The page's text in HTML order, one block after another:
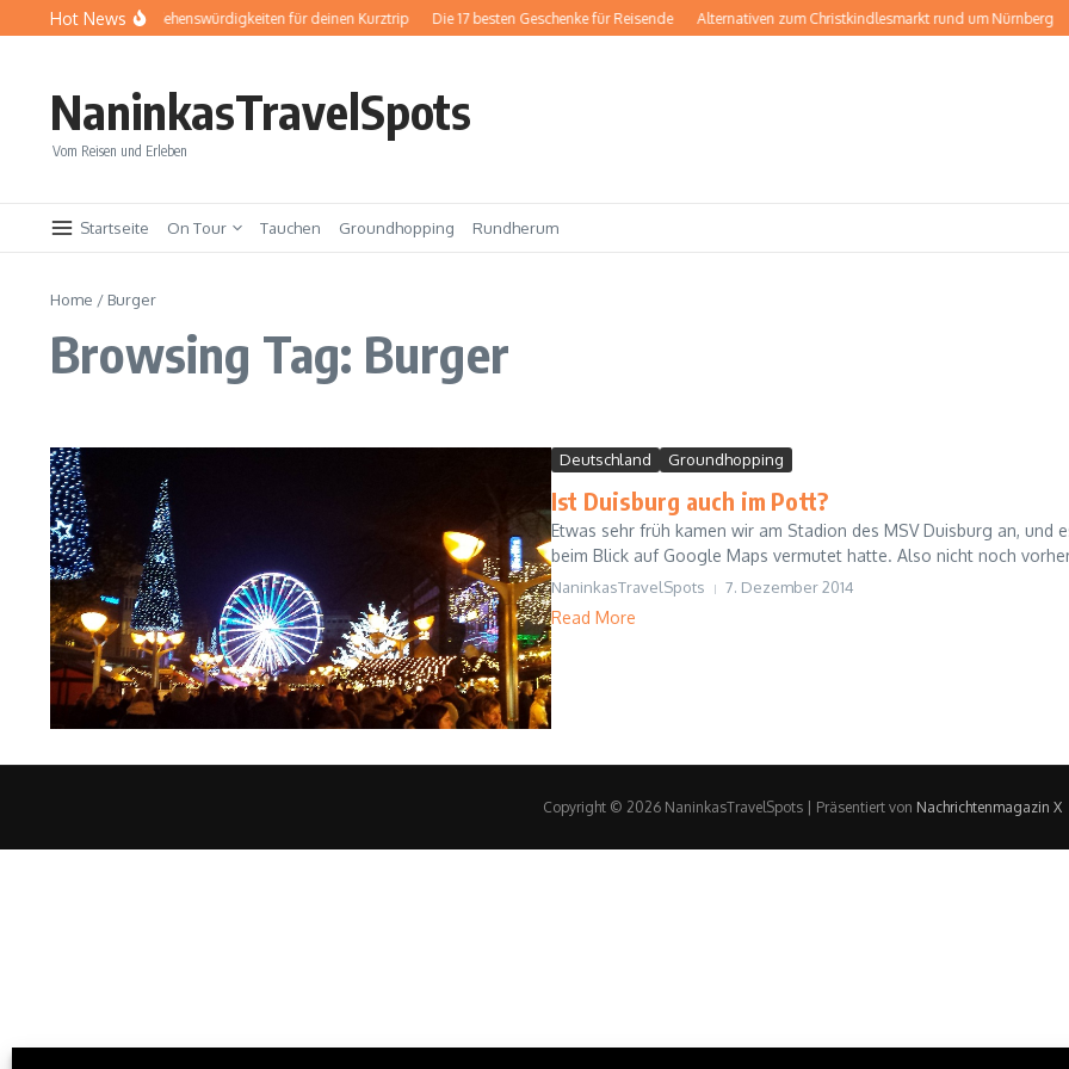
Zum Inhalt springen
Hot News
Baden-Baden: Sehenswürdigkeiten für deinen Kurztrip Die 17 besten Geschenke für Reisende Alternativen zum Christkindlesmarkt rund um Nürnberg
NaninkasTravelSpots
Vom Reisen und Erleben
Startseite On Tour Tauchen Groundhopping Rundherum
Home / Burger
Browsing Tag: Burger
Deutschland Groundhopping
Ist Duisburg auch im Pott?
Etwas sehr früh kamen wir am Stadion des MSV Duisburg an,
beim Blick auf Google Maps vermutet hatte. Also nicht noch
NaninkasTravelSpots 7. Dezember 2014
Read More
Copyright © 2026 NaninkasTravelSpots | Präsentiert von Nachrichtenmagazin X